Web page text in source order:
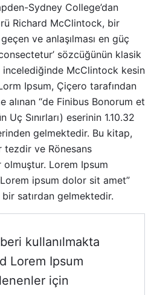
Sydney College’dan
Richard McClintock, bir
ve anlaşılması en güç
sözcüğünün klasik
McClintock kesin
Ipsum, Çiçero tarafından
alınan “de Finibus Bonorum et
Sınırları) eserinin 1.10.32
gelmektedir. Bu kitap,
tezdir ve Rönesans
Lorem Ipsum
ipsum dolor sit amet”
bir satırdan gelmektedir.
kullanılmakta
Lorem Ipsum
için